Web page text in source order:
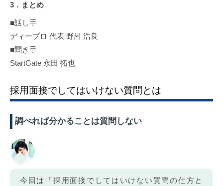
3．まとめ
■話し手
ディープロ 代表 野呂 浩良
■聞き手
StartGate 永田 拓也
採用面接でしてはいけない質問とは
調べれば分かることは質問しない
今回は「採用面接でしてはいけない質問の仕方と